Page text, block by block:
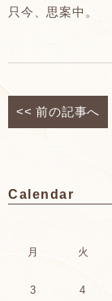
只今、思案中。
<<前の記事へ
Calendar
月
火
3
4